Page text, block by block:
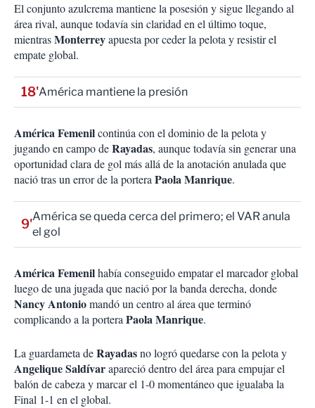
El conjunto azulcrema mantiene la posesión y sigue llegando al
área rival, aunque todavía sin claridad en el último toque,
mientrasMonterreyapuesta por ceder la pelota y resistir el
empate global.
18'América mantiene la presión
América Femenilcontinúa con el dominio de la pelota y
jugando en campo deRayadas, aunque todavía sin generar una
oportunidad clara de gol más allá de la anotación anulada que
nació tras un error de la porteraPaola Manrique.
9'
América se queda cerca del primero; el VAR anula
el gol
América Femenilhabía conseguido empatar el marcador global
luego de una jugada que nació por la banda derecha, donde
Nancy Antoniomandó un centro al área que terminó
complicando a la porteraPaola Manrique.
La guardameta deRayadasno logró quedarse con la pelota y
Angelique Saldívarapareció dentro del área para empujar el
balón de cabeza y marcar el 1-0 momentáneo que igualaba la
Final 1-1 en el global.